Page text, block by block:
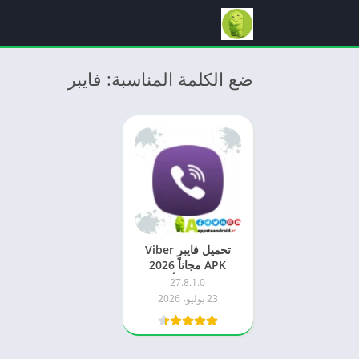
ضع الكلمة المناسبة: فايبر
تحميل فايبر Viber
APK مجاناً 2026
للاندرويد – أحدث
إصدار
27.8.1.0
23 يوليو، 2026